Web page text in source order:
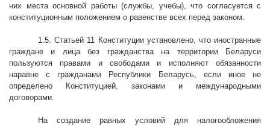
них места основной работы (службы, учебы), что согласуется с
конституционным положением о равенстве всех перед законом.
1.5. Статьей 11 Конституции установлено, что иностранные
граждане и лица без гражданства на территории Беларуси
пользуются правами и свободами и исполняют обязанности
наравне с гражданами Республики Беларусь, если иное не
определено Конституцией, законами и международными
договорами.
На создание равных условий для налогообложения